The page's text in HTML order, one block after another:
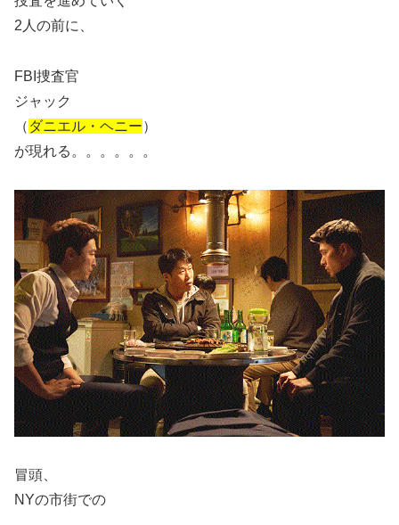
2人の前に、
FBI捜査官
ジャック
（ ダニエル・ヘニー）
が現れる。。。。。。
冒頭、
NYの市街での